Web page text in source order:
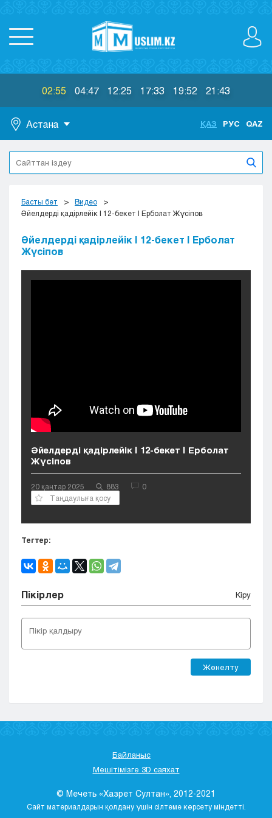
02:55 04:47 12:25 17:33 19:52 21:43
Астана
Астана
Алматы
Атырау
Караганда
Кокшетау
Костанай
Шымкент
ҚАЗ РУС QAZ
Басты бет
Видео
Әйелдерді қадірлейік | 12-бекет | Ерболат Жүсіпов
Әйелдерді қадірлейік | 12-бекет | Ерболат
Жүсіпов
Әйелдерді қадірлейік | 12-бекет | Ерболат
Жүсіпов
20 қаңтар 2025 883
0
Таңдаулыға қосу
Тегтер:
Пікірлер Кіру
Жөнелту
Байланыс
Мешітімізге 3D саяхат
© Мечеть «Хазрет Султан», 2012-2021
Сайт материалдарын қолдану үшін сілтеме көрсету міндетті.